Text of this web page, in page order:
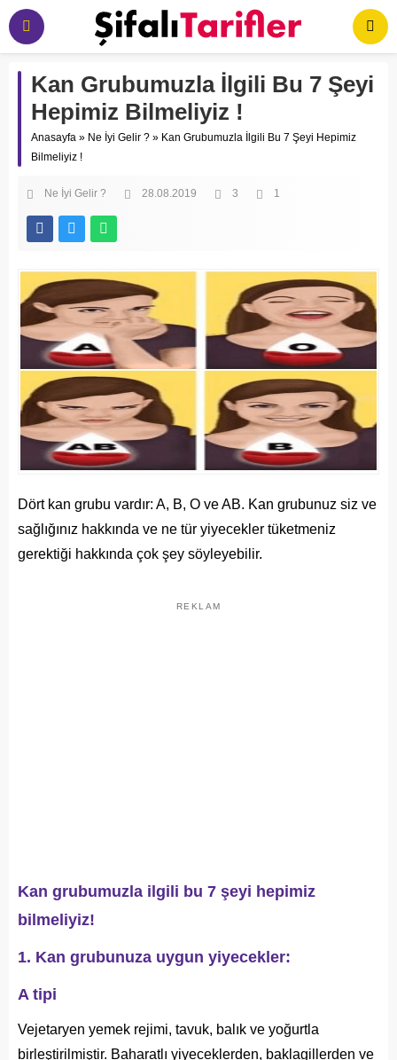
Kan Grubumuzla İlgili Bu 7 Şeyi
Hepimiz Bilmeliyiz !
Anasayfa » Ne İyi Gelir ? » Kan Grubumuzla İlgili Bu 7 Şeyi Hepimiz
Bilmeliyiz !
Ne İyi Gelir ? 28.08.2019 3 1
Dört kan grubu vardır: A, B, O ve AB. Kan grubunuz siz ve
sağlığınız hakkında ve ne tür yiyecekler tüketmeniz
gerektiği hakkında çok şey söyleyebilir.
REKLAM
Kan grubumuzla ilgili bu 7 şeyi hepimiz
bilmeliyiz!
1. Kan grubunuza uygun yiyecekler:
A tipi
Vejetaryen yemek rejimi, tavuk, balık ve yoğurtla
birleştirilmiştir. Baharatlı yiyeceklerden, baklagillerden ve